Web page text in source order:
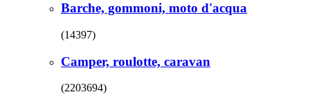
Barche, gommoni, moto d'acqua
(14397)
Camper, roulotte, caravan
(2203694)